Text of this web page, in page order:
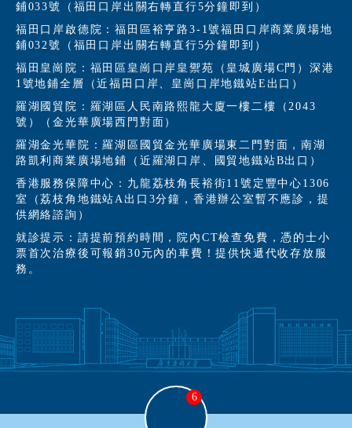
鋪033號（福田口岸出關右轉直行5分鐘即到）
福田口岸啟德院：福田區裕亨路3-1號福田口岸商業廣場地
鋪032號（福田口岸出關右轉直行5分鐘即到）
福田皇崗院：福田區皇崗口岸皇禦苑（皇城廣場C門）深港
1號地鋪全層（近福田口岸、皇崗口岸地鐵站E出口）
羅湖國貿院：羅湖區人民南路熙龍大廈一樓二樓（2043
號）（金光華廣場西門對面）
羅湖金光華院：羅湖區國貿金光華廣場東二門對面，南湖
路凱利商業廣場地鋪（近羅湖口岸、國貿地鐵站B出口）
香港服務保障中心：九龍荔枝角長裕街11號定豐中心1306
室（荔枝角地鐵站A出口3分鐘，香港辦公室暫不應診，提
供網絡諮詢）
就診提示：請提前預約時間，院內CT檢查免費，憑的士小
票首次治療後可報銷30元內的車費！提供快遞代收存放服
務。
6